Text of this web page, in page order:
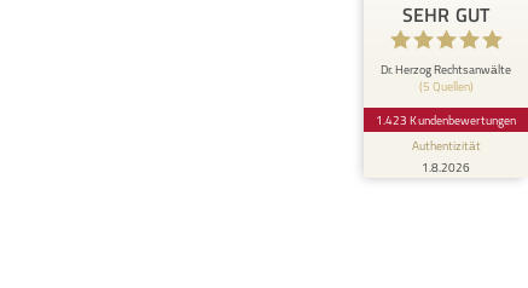
SEHR GUT
Dr. Herzog Rechtsanwälte
(5 Quellen)
1.423 Kundenbewertungen
Authentizität
1.8.2026
Anonym
5
Das Verfahren steht noch am Anfang. Ich
fühle mich von Herrn Rechtsanwalt Dr.
Herzog schon nach dem ersten K...